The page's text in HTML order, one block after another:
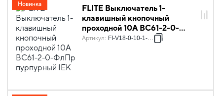
FLITE Выключатель 1-
клавишный кнопочный
проходной 10А ВС61-2-0-
ФлПр пурпурный IEK
Артикул: FI-V18-0-10-1-K99
Новинка